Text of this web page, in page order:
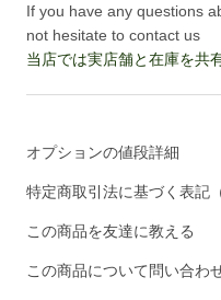
If you have any questions
not hesitate to contact us
当店では実店舗と在庫を共
オプションの値段詳細
特定商取引法に基づく表記
この商品を友達に教える
この商品について問い合わ